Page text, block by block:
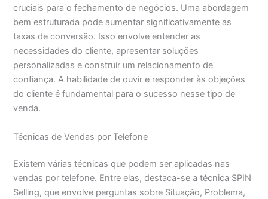
cruciais para o fechamento de negócios. Uma abordagem
bem estruturada pode aumentar significativamente as
taxas de conversão. Isso envolve entender as
necessidades do cliente, apresentar soluções
personalizadas e construir um relacionamento de
confiança. A habilidade de ouvir e responder às objeções
do cliente é fundamental para o sucesso nesse tipo de
venda.
Técnicas de Vendas por Telefone
Existem várias técnicas que podem ser aplicadas nas
vendas por telefone. Entre elas, destaca-se a técnica SPIN
Selling, que envolve perguntas sobre Situação, Problema,